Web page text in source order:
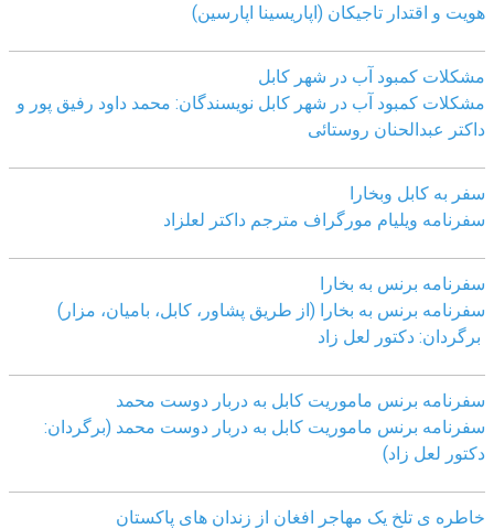
هویت و اقتدار تاجیکان (اپاریسینا اپارسین)
مشکلات کمبود آب در شهر کابل
مشکلات کمبود آب در شهر کابل نویسندگان: محمد داود رفیق پور و
داکتر عبدالحنان روستائی
سفر به کابل وبخارا
سفرنامه ویلیام مورگراف مترجم داکتر لعلزاد
سفرنامه برنس به بخارا
سفرنامه برنس به بخارا (از طریق پشاور، کابل، بامیان، مزار)
برگردان: دکتور لعل زاد
سفرنامه برنس ماموریت کابل به دربار دوست محمد
سفرنامه برنس ماموریت کابل به دربار دوست محمد (برگردان:
دکتور لعل زاد)
خاطره ی تلخ یک مھاجر افغان از زندان ھای پاکستان